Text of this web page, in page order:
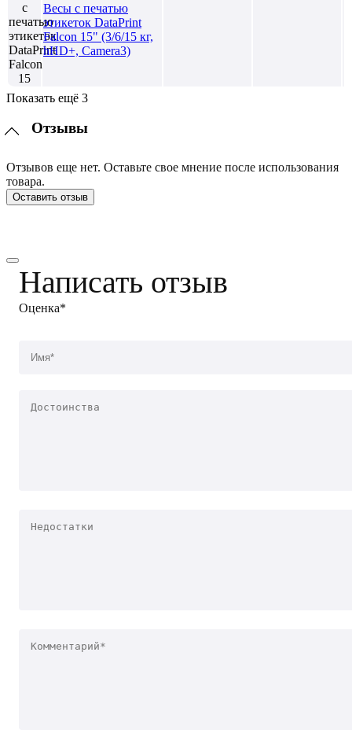
Весы с печатью
этикеток DataPrint
Falcon 15" (3/6/15 кг,
hHD+, Camera3)
Показать ещё 3
Отзывы
Отзывов еще нет. Оставьте свое мнение после использования
товара.
Оставить отзыв
Написать отзыв
Оценка*